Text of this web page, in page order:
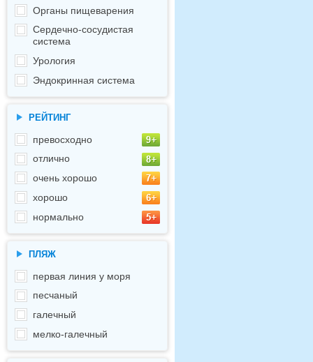
Органы пищеварения
Сердечно-сосудистая
система
Урология
Эндокринная система
РЕЙТИНГ
превосходно
отлично
очень хорошо
хорошо
нормально
ПЛЯЖ
первая линия у моря
песчаный
галечный
мелко-галечный